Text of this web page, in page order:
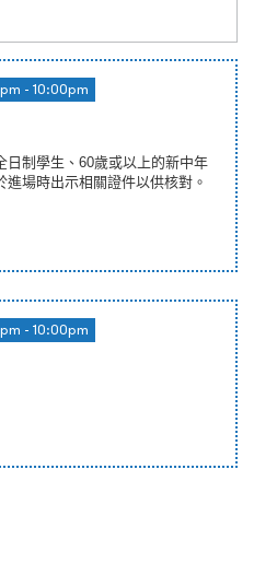
- 10:00pm
日制學生、60歲或以上的新中年
場時出示相關證件以供核對。
- 10:00pm